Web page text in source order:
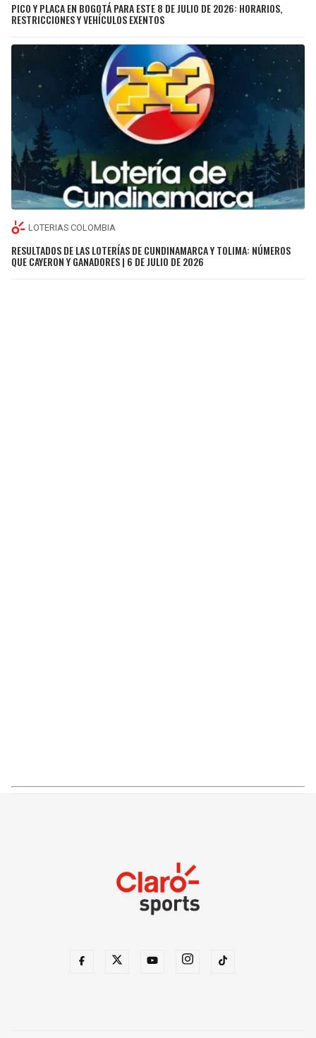
PICO Y PLACA EN BOGOTÁ PARA ESTE 8 DE JULIO DE 2026: HORARIOS,
RESTRICCIONES Y VEHÍCULOS EXENTOS
LOTERIAS COLOMBIA
RESULTADOS DE LAS LOTERÍAS DE CUNDINAMARCA Y TOLIMA: NÚMEROS
QUE CAYERON Y GANADORES | 6 DE JULIO DE 2026